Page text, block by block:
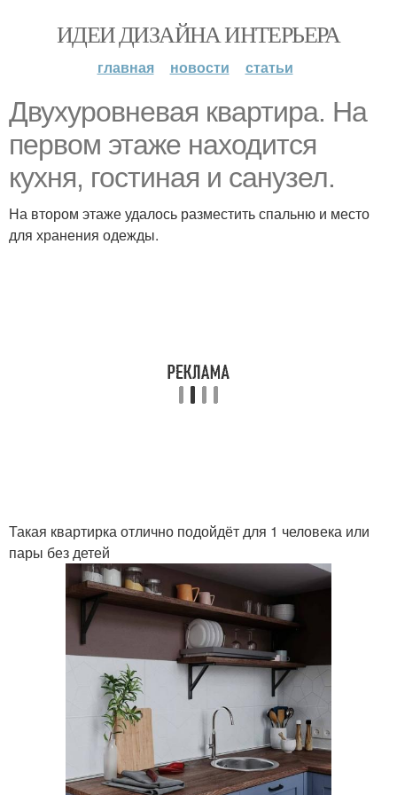
ИДЕИ ДИЗАЙНА ИНТЕРЬЕРА
главная новости статьи
Двухуровневая квартира. На
первом этаже находится
кухня, гостиная и санузел.
На втором этаже удалось разместить спальню и место
для хранения одежды.
Такая квартирка отлично подойдёт для 1 человека или
пары без детей